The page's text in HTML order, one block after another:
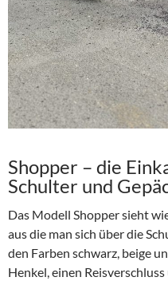
Shopper – die
Schulter und
Das Modell Shopper sieht
aus die man sich über die
den Farben schwarz, beige
Henkel, einen